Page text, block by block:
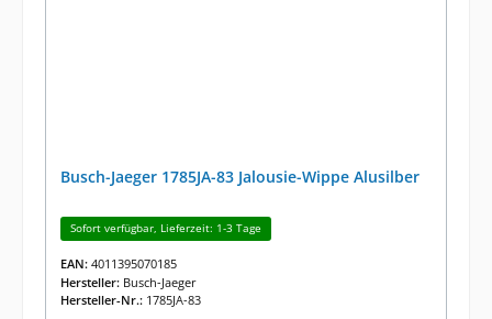
Busch-Jaeger 1785JA-83 Jalousie-Wippe Alusilber
Sofort verfügbar, Lieferzeit: 1-3 Tage
EAN: 4011395070185
Hersteller: Busch-Jaeger
Hersteller-Nr.: 1785JA-83